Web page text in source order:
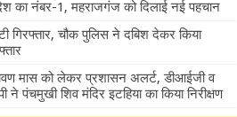
का नंबर-1, महराजगंज को दिलाई नई पहचान
गिरफ्तार, चौक पुलिस ने दबिश देकर किया
मास को लेकर प्रशासन अलर्ट, डीआईजी व
ने पंचमुखी शिव मंदिर इटहिया का किया निरीक्षण